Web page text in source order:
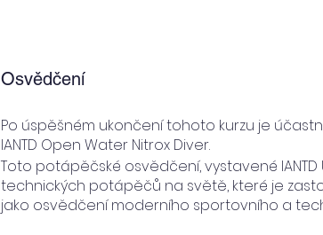
Osvědčení
Po úspěšném ukončení tohoto kurzu je
IANTD Open Water Nitrox Diver.
Toto potápěčské osvědčení, vystavené
technických potápěčů na světě, které je
jako osvědčení moderního sportovního a